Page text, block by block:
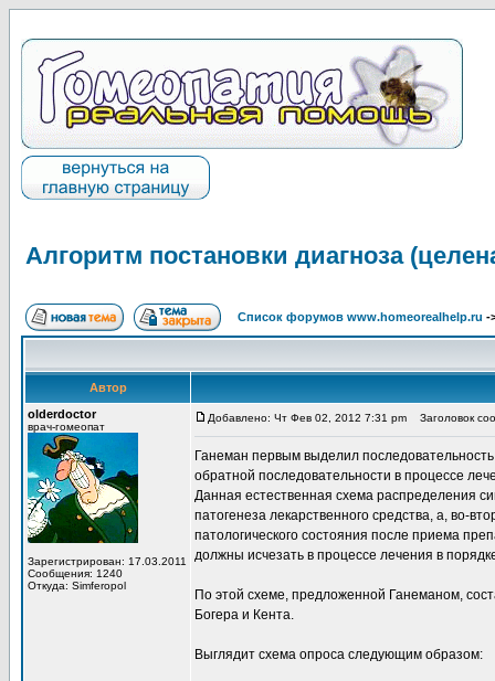
Алгоритм постановки диагноза
Список форумов www.homeorealhelp.ru -
Автор
olderdoctor
врач-гомеопат
Зарегистрирован: 17.03.2011
Сообщения: 1240
Откуда: Simferopol
Добавлено: Чт Фев 02, 2012 7:31 pm Заголовок
Ганеман первым выделил
обратной последовательности в процессе
Данная естественная схема распределения
патогенеза лекарственного средства, а, во-
патологического состояния после приема
должны исчезать в процессе лечения в
По этой схеме, предложенной Ганеманом,
Богера и Кента.
Выглядит схема опроса следующим образом: